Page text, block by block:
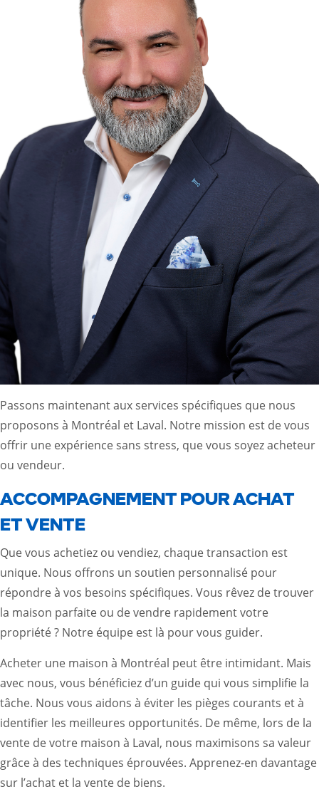
Passons maintenant aux services spécifiques que nous
proposons à Montréal et Laval. Notre mission est de vous
offrir une expérience sans stress, que vous soyez acheteur
ou vendeur.
ACCOMPAGNEMENT POUR ACHAT
ET VENTE
Que vous achetiez ou vendiez, chaque transaction est
unique. Nous offrons un soutien personnalisé pour
répondre à vos besoins spécifiques. Vous rêvez de trouver
la maison parfaite ou de vendre rapidement votre
propriété ? Notre équipe est là pour vous guider.
Acheter une maison à Montréal peut être intimidant. Mais
avec nous, vous bénéficiez d’un guide qui vous simplifie la
tâche. Nous vous aidons à éviter les pièges courants et à
identifier les meilleures opportunités. De même, lors de la
vente de votre maison à Laval, nous maximisons sa valeur
grâce à des techniques éprouvées. Apprenez-en davantage
sur l’achat et la vente de biens.